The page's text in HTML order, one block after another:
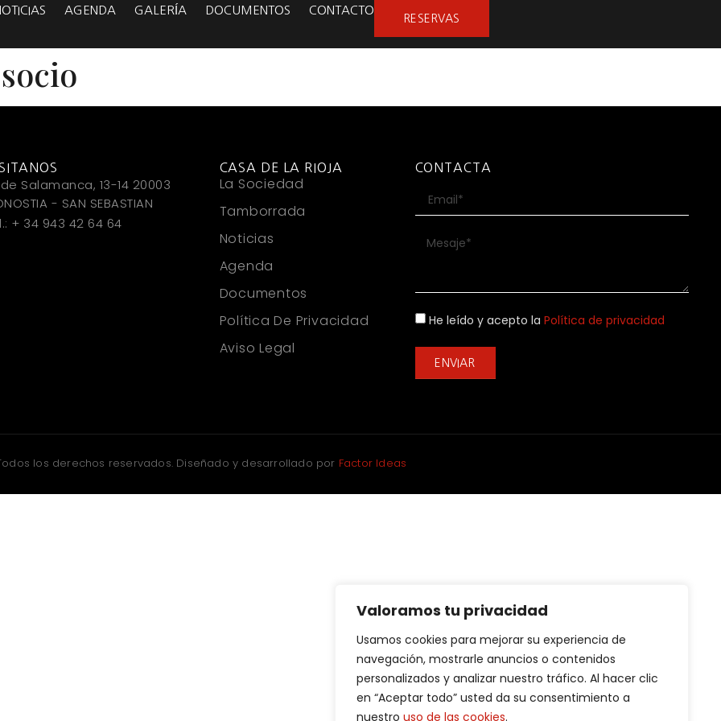
Valoramos tu privacidad
Usamos cookies para mejorar su experiencia de
navegación, mostrarle anuncios o contenidos
personalizados y analizar nuestro tráfico. Al hacer clic
en “Aceptar todo” usted da su consentimiento a
nuestro uso de las cookies.
AGENDA GALERÍA DOCUMENTOS CONTACTO
RESERVAS
de Salamanca, 13-14 20003
- SAN SEBASTIAN
+ 34 943 42 64 64
CASA DE LA RIOJA
La Sociedad
Tamborrada
Noticias
Agenda
Documentos
Política De Privacidad
Aviso Legal
CONTACTA
He leído y acepto la Política de privacidad
ENVIAR
los derechos reservados. Diseñado y desarrollado por Factor Ideas